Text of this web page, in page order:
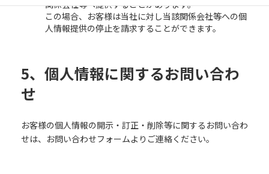
関係会社等へ提供することがあります。
この場合、お客様は当社に対し当該関係会社等への個
人情報提供の停止を請求することができます。
5、個人情報に関するお問い合わ
せ
お客様の個人情報の開示・訂正・削除等に関するお問い合わ
せは、お問い合わせフォームよりご連絡ください。